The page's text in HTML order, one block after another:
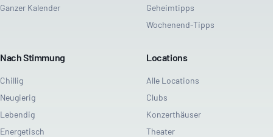
Ganzer Kalender
Geheimtipps
Wochenend-Tipps
Nach Stimmung
Chillig
Neugierig
Lebendig
Energetisch
Locations
Alle Locations
Clubs
Konzerthäuser
Theater